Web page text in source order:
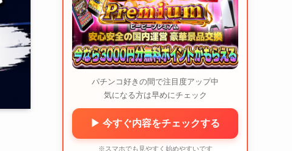
パチンコ好きの間で注目度アップ中
気になる方は早めにチェック
▶ 今すぐ内容をチェックする
※スマホでも見やすく始めやすいです